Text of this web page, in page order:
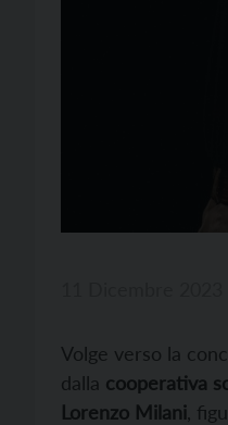
Volge verso la
dalla cooperativa
Lorenzo Milani ,